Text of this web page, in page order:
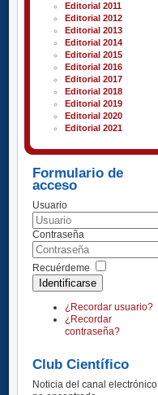
Editorial 2011
Editorial 2012
Editorial 2013
Editorial 2014
Editorial 2015
Editorial 2016
Editorial 2017
Editorial 2018
Editorial 2019
Editorial 2020
Editorial 2021
Formulario de
acceso
Usuario
Contraseña
Recuérdeme
Identificarse
¿Recordar usuario?
¿Recordar
contraseña?
Club Científico
Noticia del canal electrónico